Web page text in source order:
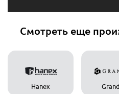
Смотреть еще
Hanex